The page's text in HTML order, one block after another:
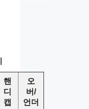
핸
디
캡
오
버/
언더